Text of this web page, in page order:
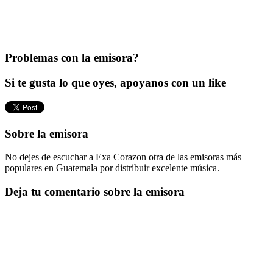
Problemas con la emisora?
Si te gusta lo que oyes, apoyanos con un like
Sobre la emisora
No dejes de escuchar a Exa Corazon otra de las emisoras más
populares en Guatemala por distribuir excelente música.
Deja tu comentario sobre la emisora